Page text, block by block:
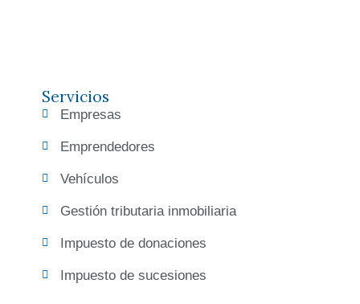
Servicios
Empresas
Emprendedores
Vehículos
Gestión tributaria inmobiliaria
Impuesto de donaciones
Impuesto de sucesiones